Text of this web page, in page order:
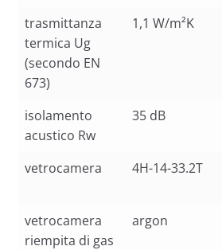
trasmittanza
termica Ug
(secondo EN
673)
1,1 W/m²K
isolamento
acustico Rw
35 dB
vetrocamera 4H-14-33.2T
vetrocamera
riempita di gas
argon